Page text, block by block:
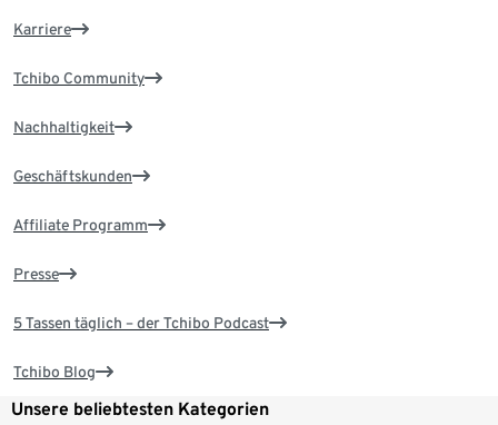
Karriere
Tchibo Community
Nachhaltigkeit
Geschäftskunden
Affiliate Programm
Presse
5 Tassen täglich – der Tchibo Podcast
Tchibo Blog
Unsere beliebtesten Kategorien